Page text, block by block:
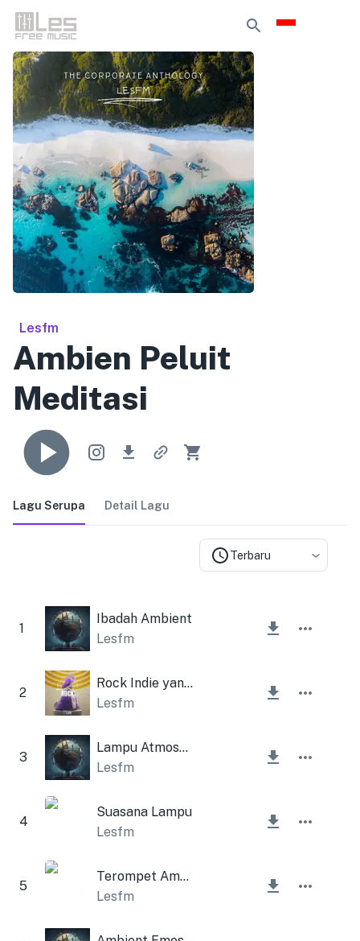
Lesfm
Ambien Peluit
Meditasi
Lagu Serupa Detail Lagu
Terbaru
1
Ibadah Ambient
Lesfm
2
Rock Indie yang energik
Lesfm
3
Lampu Atmosfer
Lesfm
4
Suasana Lampu
Lesfm
5
Terompet Ambien Alam
Lesfm